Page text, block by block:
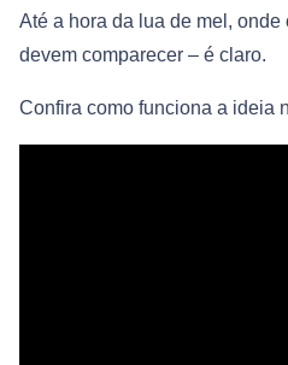
Até a hora da lua de mel,
devem comparecer – é claro.
Confira como funciona a ideia